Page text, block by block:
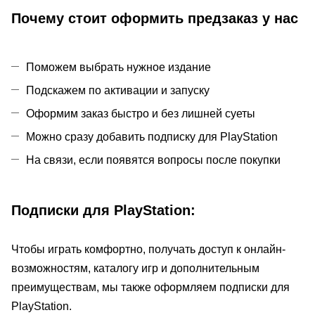
Почему стоит оформить предзаказ у нас
Поможем выбрать нужное издание
Подскажем по активации и запуску
Оформим заказ быстро и без лишней суеты
Можно сразу добавить подписку для PlayStation
На связи, если появятся вопросы после покупки
Подписки для PlayStation:
Чтобы играть комфортно, получать доступ к онлайн-
возможностям, каталогу игр и дополнительным
преимуществам, мы также оформляем подписки для
PlayStation.